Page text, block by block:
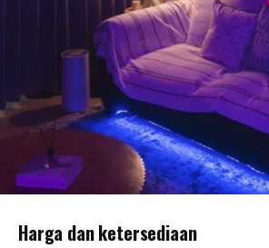
Harga dan ketersediaan